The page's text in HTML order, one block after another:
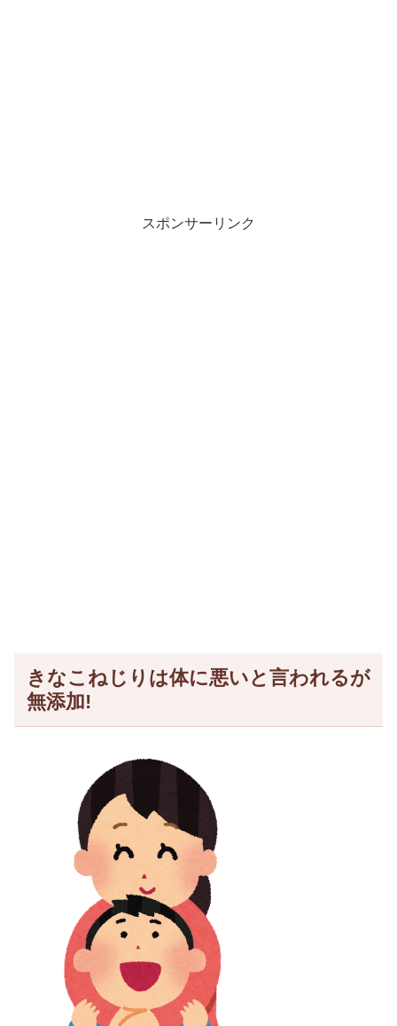
スポンサーリンク
きなこねじりは体に悪いと言われるが
無添加!